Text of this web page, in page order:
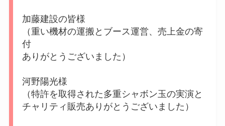
加藤建設の皆様
（重い機材の運搬とブース運営、売上金の寄
付
ありがとうございました）
河野陽光様
（特許を取得された多重シャボン玉の実演と
チャリティ販売ありがとうございました）